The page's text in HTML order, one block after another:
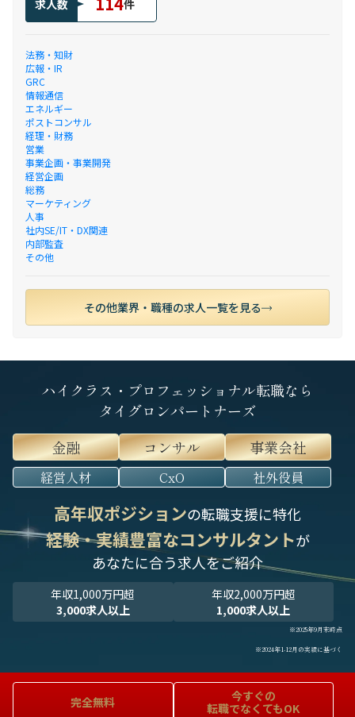
求人数 件
法務・知財
広報・IR
GRC
情報通信
エネルギー
ポストコンサル
経理・財務
営業
事業企画・事業開発
経営企画
総務
マーケティング
人事
社内SE/IT・DX関連
内部監査
その他
その他業界・職種の求人一覧を見る
ハイクラス・プロフェッショナル転職なら
タイグロンパートナーズ
金融
コンサル 事業会社
経営人材 CxO 社外役員
高年収ポジションの転職支援に特化
経験・実績豊富なコンサルタントが
あなたに合う求人をご紹介
年収1,000万円超
3,000求人以上
年収2,000万円超
1,000求人以上
※2025年9月末時点
※2024年1-12月の実績に基づく
完全無料
今すぐの
転職でなくてもOK